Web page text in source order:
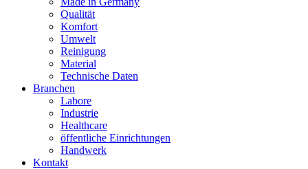
Qualität
Komfort
Umwelt
Reinigung
Material
Technische Daten
Branchen
Labore
Industrie
Healthcare
öffentliche Einrichtungen
Handwerk
Kontakt